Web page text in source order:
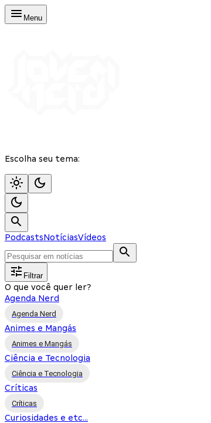
Menu
Escolha seu tema:
PodcastsNotíciasVídeos
Filtrar
O que você quer ler?
Agenda Nerd
Agenda Nerd
Animes e Mangás
Animes e Mangás
Ciência e Tecnologia
Ciência e Tecnologia
Críticas
Críticas
Curiosidades e etc...